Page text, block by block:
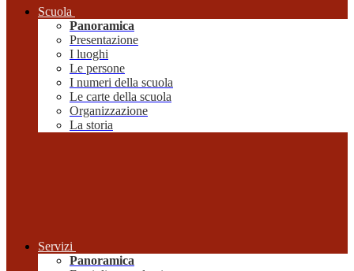
Scuola
Panoramica
Presentazione
I luoghi
Le persone
I numeri della scuola
Le carte della scuola
Organizzazione
La storia
Servizi
Panoramica